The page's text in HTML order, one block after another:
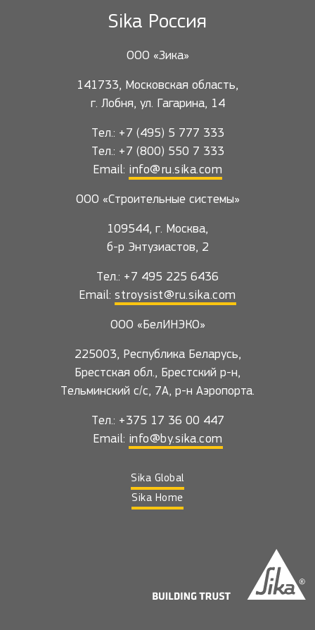
Sika Россия
ООО «Зика»
141733, Московская область,
г. Лобня, ул. Гагарина, 14
Тел.: +7 (495) 5 777 333
Тел.: +7 (800) 550 7 333
Email: info@ru.sika.com
ООО «Строительные системы»
109544, г. Москва,
б-р Энтузиастов, 2
Тел.: +7 495 225 6436
Email:stroysist@ru.sika.com
ООО «БелИНЭКО»
225003, Республика Беларусь,
Брестская обл., Брестский р-н,
Тельминский с/с, 7А, р-н Аэропорта.
Тел.: +375 17 36 00 447
Email: info@by.sika.com
Sika Global
Sika Home